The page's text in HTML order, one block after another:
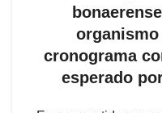
organismo
cronograma
esperado